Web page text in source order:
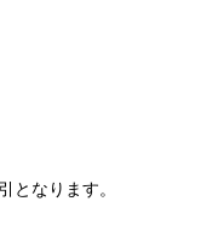
となります。